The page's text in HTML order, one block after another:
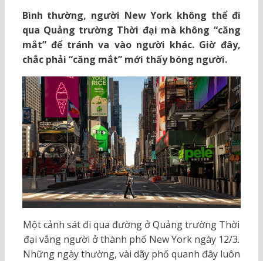
Bình thường, người New York không thể đi
qua Quảng trường Thời đại mà không “căng
mắt” để tránh va vào người khác. Giờ đây,
chắc phải “căng mắt” mới thấy bóng người.
Một cảnh sát đi qua đường ở Quảng trường Thời
đại vắng người ở thành phố New York ngày 12/3.
Những ngày thường, vài dãy phố quanh đây luôn